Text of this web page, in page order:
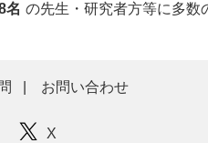
名 の先生・研究者方等に多数
お問い合わせ
X